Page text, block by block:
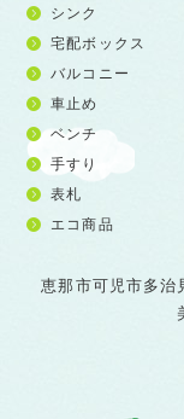
シンク
宅配ボックス
バルコニー
車止め
ベンチ
手すり
表札
エコ商品
恵那市可児市多治